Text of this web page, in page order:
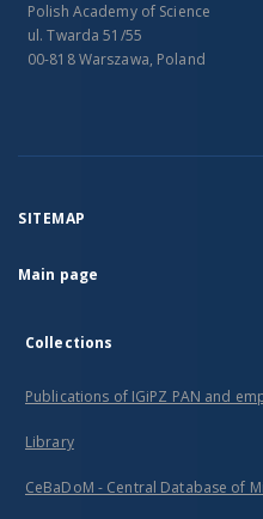
Polish Academy of Science
ul. Twarda 51/55
00-818 Warszawa, Poland
SITEMAP
Main page
Collections
Publications of IGiPZ PAN and
Library
CeBaDoM - Central Database of